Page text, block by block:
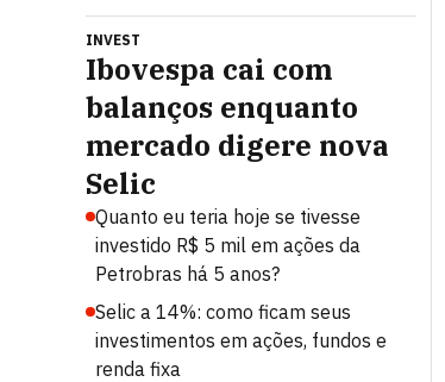
INVEST
Ibovespa cai com
balanços enquanto
mercado digere nova
Selic
Quanto eu teria hoje se tivesse
investido R$ 5 mil em ações da
Petrobras há 5 anos?
Selic a 14%: como ficam seus
investimentos em ações, fundos e
renda fixa